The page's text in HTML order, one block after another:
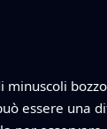
essere una